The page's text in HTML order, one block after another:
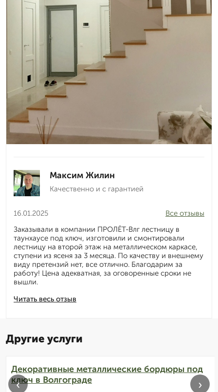
Максим Жилин
Качественно и с гарантией
16.01.2025
Читать весь отзыв
Все отзывы
Заказывали в компании ПРОЛЁТ-Влг лестницу в
таунхаусе под ключ, изготовили и смонтировали
лестницу на второй этаж на металлическом каркасе,
ступени из ясеня за 3 месяца. По качеству и внешнему
виду претензий нет, все отлично. Благодарим за
работу! Цена адекватная, за оговоренные сроки не
вышли.
Другие услуги
Декоративные металлические бордюры под
ключ в Волгограде
‹ ›